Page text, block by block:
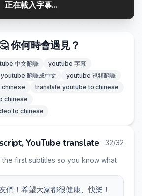
正在載入字幕...
你何時會遇見？
中文翻譯
youtube 字幕
youtube 翻譯成中文
youtube 視頻翻譯
chinese
translate youtube to chinese
chinese
to chinese
YouTube translate 32/32
first subtitles so you know what
們！希望大家都很健康、快樂！